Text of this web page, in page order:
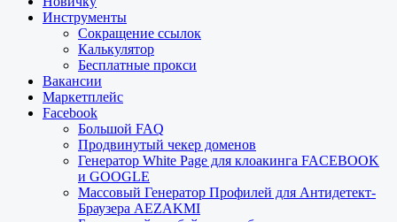
Инструменты
Сокращение ссылок
Калькулятор
Бесплатные прокси
Вакансии
Маркетплейс
Facebook
Большой FAQ
Продвинутый чекер доменов
Генератор White Page для клоакинга FACEBOOK
и GOOGLE
Массовый Генератор Профилей для Антидетект-
Браузера AEZAKMI